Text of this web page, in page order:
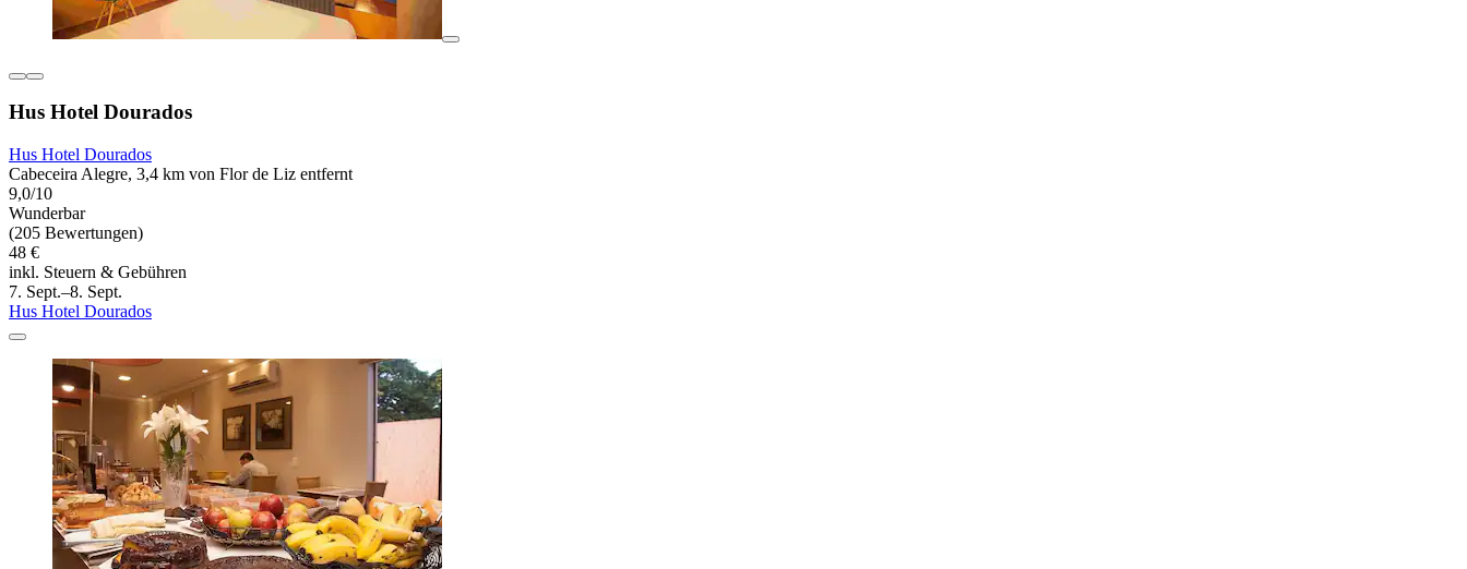
Hus Hotel Dourados
Hus Hotel Dourados
Cabeceira Alegre, 3,4 km von Flor de Liz entfernt
9,0/10
Wunderbar
(205 Bewertungen)
48 €
inkl. Steuern & Gebühren
7. Sept.–8. Sept.
Hus Hotel Dourados